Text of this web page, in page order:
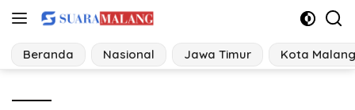
Langsung
konten
Beranda Nasional Jawa Timur Kota Malang